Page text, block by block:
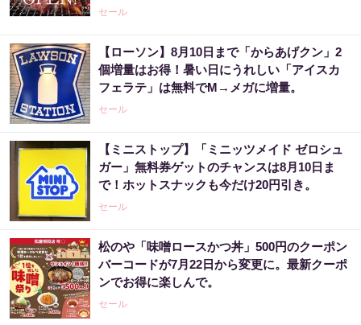
受付中》
セール
【ローソン】8月10日まで「からあげクン」2
個増量はお得！暑い日にうれしい「アイスカ
フェラテ」は無料でM→メガに増量。
セール
【ミニストップ】「ミニッツメイド ゼロシュ
ガー」無料券ゲットのチャンスは8月10日ま
で！ホットスナックも今だけ20円引き。
セール
松のや「味噌ロースかつ丼」500円のクーポン
バーコードが7月22日から変更に。最新クーポ
ンでお得に楽しんで。
セール